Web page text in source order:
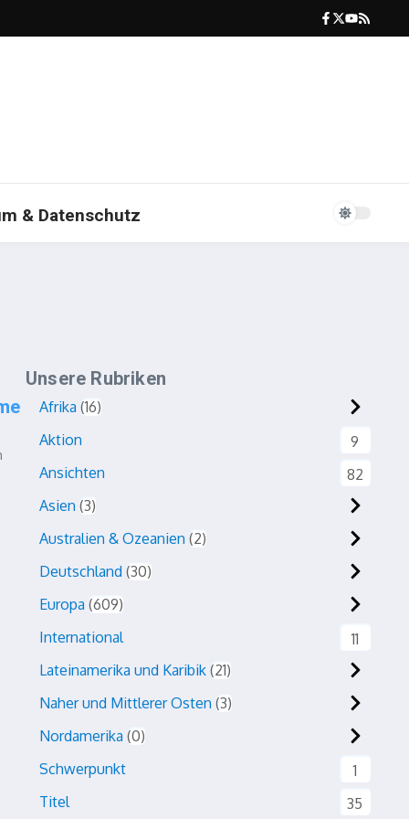
& Datenschutz
Unsere Rubriken
Afrika 16
Aktion
9
Ansichten
82
Asien 3
Australien & Ozeanien 2
Deutschland 30
Europa 609
International
11
Lateinamerika und Karibik 21
Naher und Mittlerer Osten 3
Nordamerika 0
Schwerpunkt
1
Titel
35